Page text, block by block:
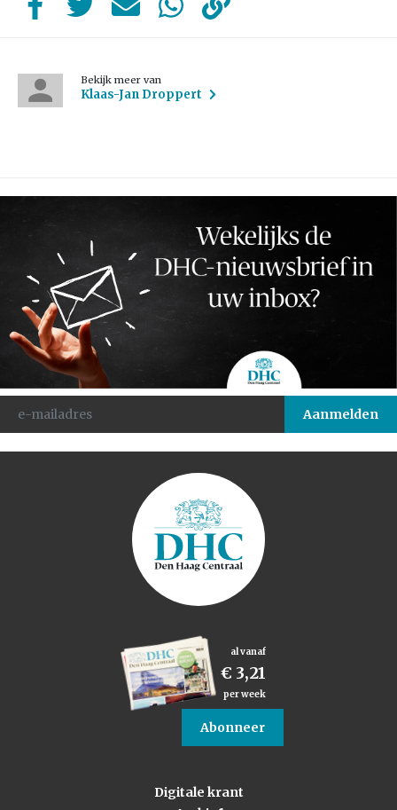
Bekijk meer van
Klaas-Jan Droppert
al vanaf
€ 3,21
per week
Abonneer
Digitale krant